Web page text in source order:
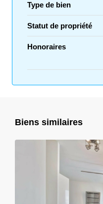
Type de bien
Statut de propriété
Honoraires
Biens similaires